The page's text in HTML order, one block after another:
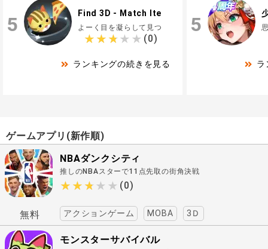
5 Find 3D - Match Items
よーく目を凝らして見つけ出せ！宝探し系シンプルゲ
★★★★★
★★★★★ (0)
ランキングの続きを見る
5
ラ
ゲームアプリ(新作順)
無料
NBAダンクシティ
推しのNBAスターで11点先取の街角決戦
へ..
アクションゲーム MOBA 3Ｄ
★★★★★
★★★★★ (0)
モンスターサバイバル